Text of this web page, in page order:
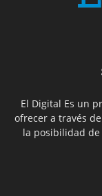
El Digital Es un
ofrecer a través
la posibilidad